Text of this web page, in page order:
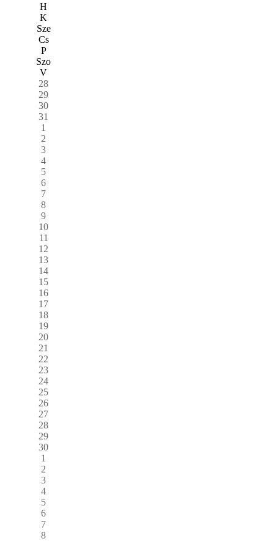
H
K
Sze
Cs
P
Szo
V
28
29
30
31
1
2
3
4
5
6
7
8
9
10
11
12
13
14
15
16
17
18
19
20
21
22
23
24
25
26
27
28
29
30
1
2
3
4
5
6
7
8